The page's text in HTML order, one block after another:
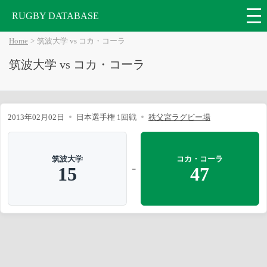
RUGBY DATABASE
Home 筑波大学 vs コカ・コーラ
筑波大学 vs コカ・コーラ
2013年02月02日 日本選手権 1回戦 秩父宮ラグビー場
筑波大学
15 -
コカ・コーラ
47